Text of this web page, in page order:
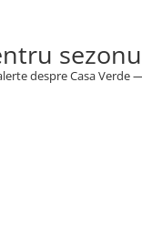
despre Casa